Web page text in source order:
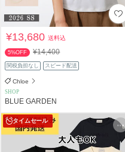
¥13,680送料込
5%OFF ¥14,400
関税負担なし スピード配送
Chloe
SHOP
BLUE GARDEN
タイムセール